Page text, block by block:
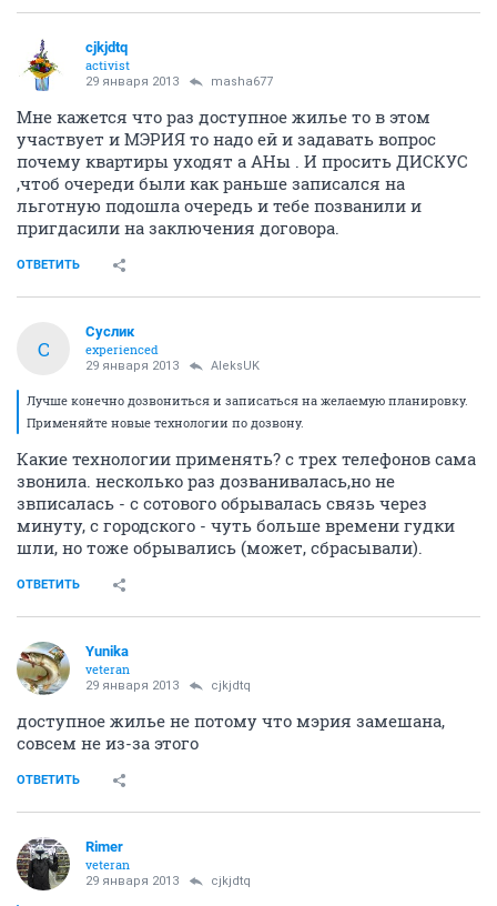
cjkjdtq
activist
29 января 2013 masha677
Мне кажется что раз доступное жилье то в этом
участвует и МЭРИЯ то надо ей и задавать вопрос
почему квартиры уходят а АНы . И просить ДИСКУС
,чтоб очереди были как раньше записался на
льготную подошла очередь и тебе позванили и
пригдасили на заключения договора.
ОТВЕТИТЬ
С
Суслик
experienced
29 января 2013 AleksUK
Лучше конечно дозвониться и записаться на желаемую планировку.
Применяйте новые технологии по дозвону.
Какие технологии применять? с трех телефонов сама
звонила. несколько раз дозванивалась,но не
звписалась - с сотового обрывалась связь через
минуту, с городского - чуть больше времени гудки
шли, но тоже обрывались (может, сбрасывали).
ОТВЕТИТЬ
Yunika
veteran
29 января 2013 cjkjdtq
доступное жилье не потому что мэрия замешана,
совсем не из-за этого
ОТВЕТИТЬ
Rimer
veteran
29 января 2013 cjkjdtq